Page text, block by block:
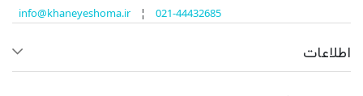
info@khaneyeshoma.ir¦ 021-44432685
اطلاعات